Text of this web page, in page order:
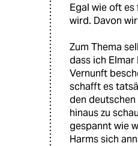
Egal wie oft
wird. Davon
Zum Thema
dass ich Elmar
Vernunft
schafft es
den deutschen
hinaus zu
gespannt wie
Harms sich